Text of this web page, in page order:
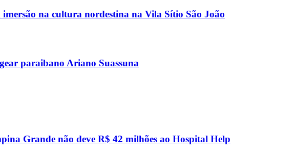
na cultura nordestina na Vila Sítio São João
paraibano Ariano Suassuna
Grande não deve R$ 42 milhões ao Hospital Help